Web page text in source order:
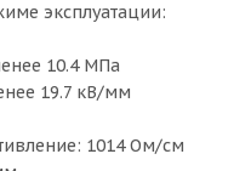
эксплуатации:
10.4 МПа
19.7 кВ/мм
1014 Ом/см